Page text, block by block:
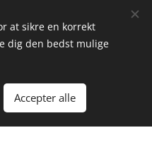
at sikre en korrekt
dig den bedst mulige
Accepter alle